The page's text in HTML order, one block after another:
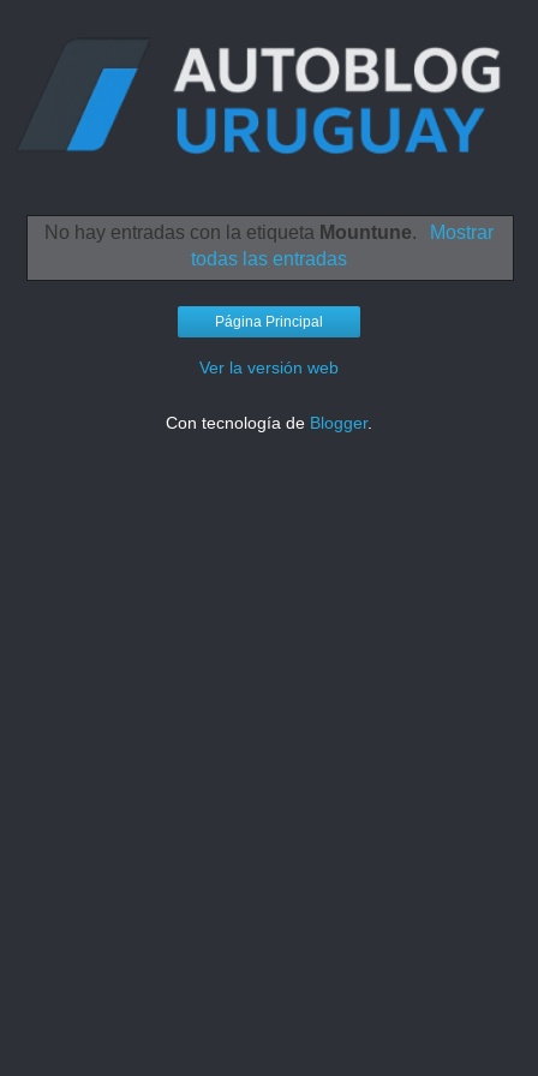
No hay entradas con la etiqueta Mountune.
Mostrar
todas las entradas
Página Principal
Ver la versión web
Con tecnología de Blogger.